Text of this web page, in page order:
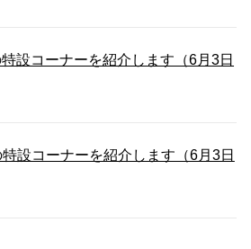
設コーナーを紹介します（6月3日
設コーナーを紹介します（6月3日